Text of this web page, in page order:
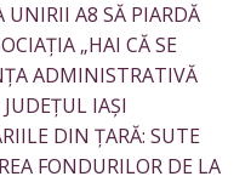
UNIRII A8 SĂ PIARDĂ
„HAI CĂ SE
ADMINISTRATIVĂ
IAȘI
DIN ȚARĂ: SUTE
FONDURILOR DE LA